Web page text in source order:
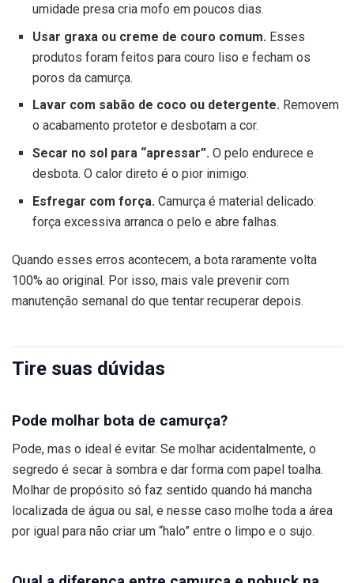
umidade presa cria mofo em poucos dias.
Usar graxa ou creme de couro comum. Esses
produtos foram feitos para couro liso e fecham os
poros da camurça.
Lavar com sabão de coco ou detergente.Removem
o acabamento protetor e desbotam a cor.
Secar no sol para “apressar”.O pelo endurece e
desbota. O calor direto é o pior inimigo.
Esfregar com força.Camurça é material delicado:
força excessiva arranca o pelo e abre falhas.
Quando esses erros acontecem, a bota raramente volta
100% ao original. Por isso, mais vale prevenir com
manutenção semanal do que tentar recuperar depois.
Tire suas dúvidas
Pode molhar bota de camurça?
Pode, mas o ideal é evitar. Se molhar acidentalmente, o
segredo é secar à sombra e dar forma com papel toalha.
Molhar de propósito só faz sentido quando há mancha
localizada de água ou sal, e nesse caso molhe toda a área
por igual para não criar um “halo” entre o limpo e o sujo.